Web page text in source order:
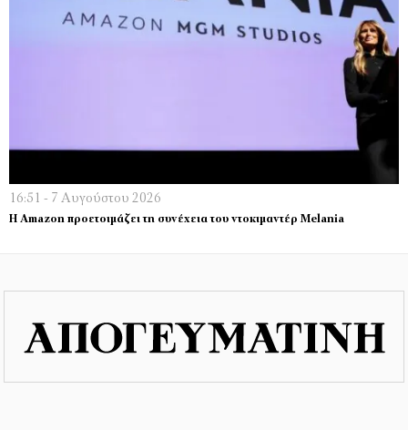
16:51 - 7 Αυγούστου 2026
Η Amazon προετοιμάζει τη συνέχεια του ντοκιμαντέρ Melania